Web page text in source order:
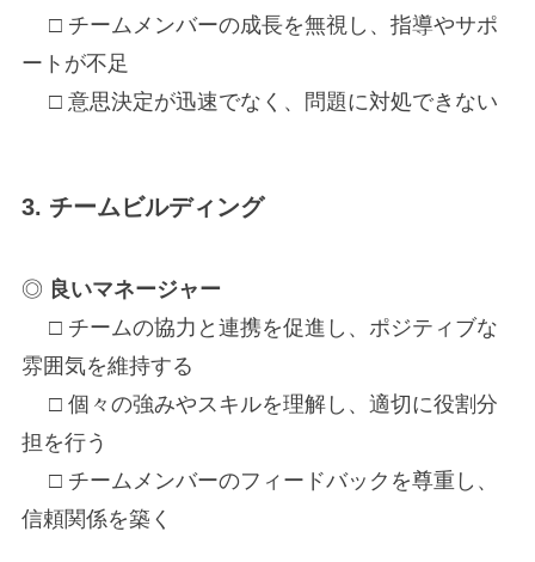
□ チームメンバーの成長を無視し、指導やサポ
ートが不足
□ 意思決定が迅速でなく、問題に対処できない
3. チームビルディング
◎ 良いマネージャー
□ チームの協力と連携を促進し、ポジティブな
雰囲気を維持する
□ 個々の強みやスキルを理解し、適切に役割分
担を行う
□ チームメンバーのフィードバックを尊重し、
信頼関係を築く